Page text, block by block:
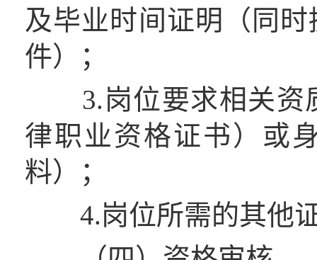
及毕业时间证明（同
件）；
3.岗位要求相关资
律职业资格证书）或
料）；
4.岗位所需的其他